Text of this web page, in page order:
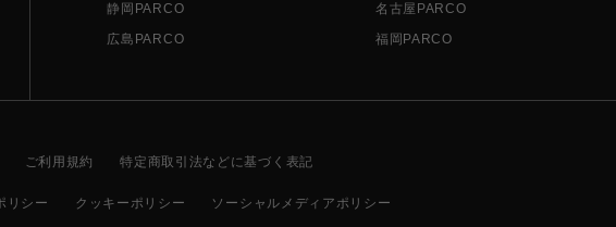
静岡PARCO
名古屋PARCO
広島PARCO
福岡PARCO
ご利用規約 特定商取引法などに基づく表記
リシー クッキーポリシー ソーシャルメディアポリシー